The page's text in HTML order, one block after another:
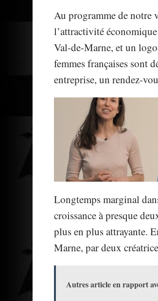
Au programme de notre
l’attractivité
Val-de-Marne, et un
femmes françaises sont
entreprise, un rendez-
Longtemps marginal
croissance à presque
plus en plus attrayante.
Marne, par deux
Autres article en rapport